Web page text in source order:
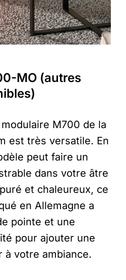
MO (autres
modulaire M700 de la
est très versatile. En
peut faire un
dans votre âtre
puré et chaleureux, ce
en Allemagne a
pointe et une
pour ajouter une
à votre ambiance.